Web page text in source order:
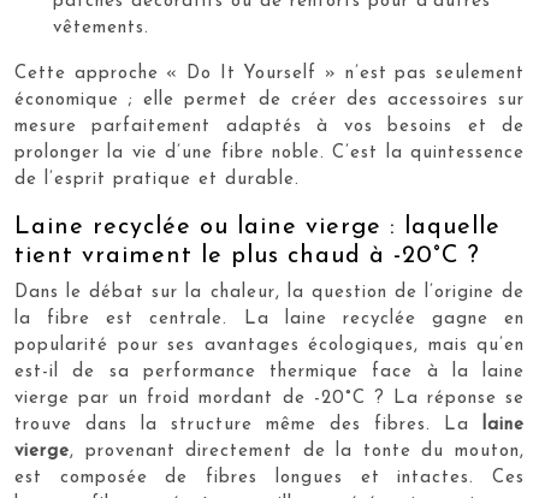
vêtements.
Cette approche « Do It Yourself » n’est pas seulement
économique ; elle permet de créer des accessoires sur
mesure parfaitement adaptés à vos besoins et de
prolonger la vie d’une fibre noble. C’est la quintessence
de l’esprit pratique et durable.
Laine recyclée ou laine vierge : laquelle
tient vraiment le plus chaud à -20°C ?
Dans le débat sur la chaleur, la question de l’origine de
la fibre est centrale. La laine recyclée gagne en
popularité pour ses avantages écologiques, mais qu’en
est-il de sa performance thermique face à la laine
vierge par un froid mordant de -20°C ? La réponse se
trouve dans la structure même des fibres. La
laine
vierge, provenant directement de la tonte du mouton,
est composée de fibres longues et intactes. Ces